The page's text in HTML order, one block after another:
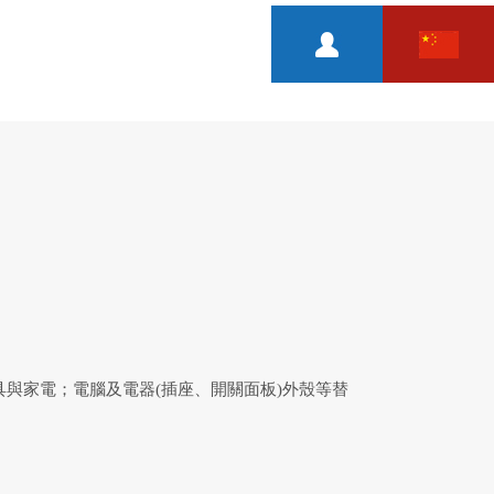
家電；電腦及電器(插座、開關面板)外殼等替